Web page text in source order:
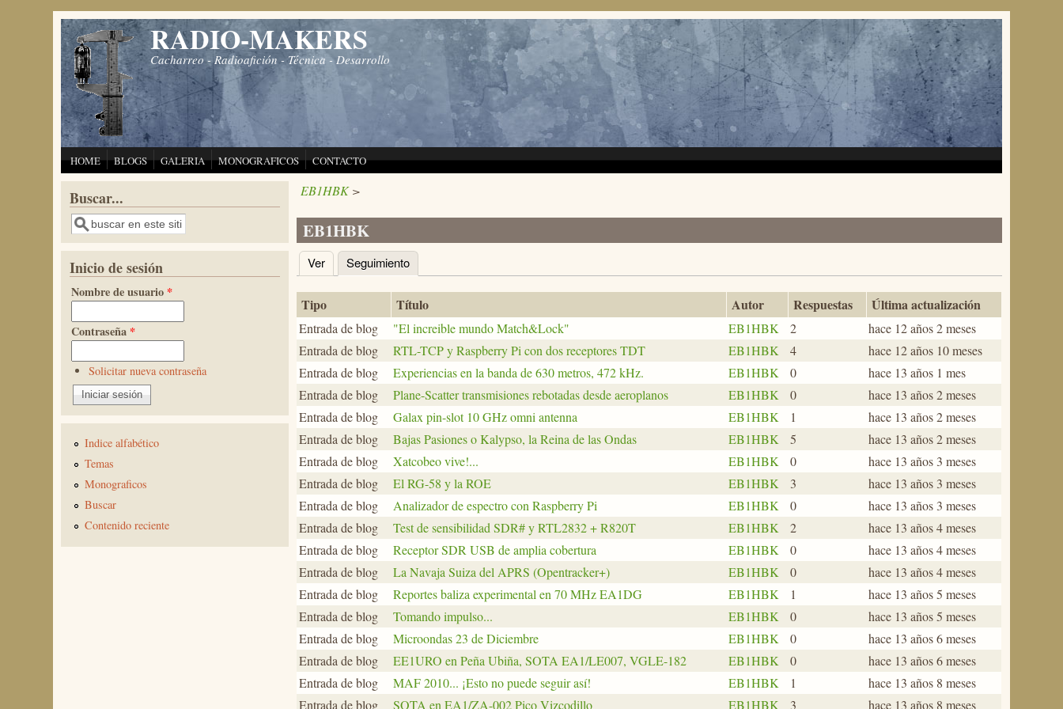
Pasar al contenido principal RADIO-MAKERS
Cacharreo - Radioafición - Técnica - Desarrollo
HOME BLOGS GALERIA MONOGRAFICOS CONTACTO
EB1HBK>
EB1HBK
Solapas principales
Ver Seguimiento(solapa activa)
Tipo Título Autor Respuestas Última actualización
Entrada de blog "El increible mundo Match&Lock" EB1HBK 2
hace 12 años 2 meses
Entrada de blog
RTL-TCP y Raspberry Pi con dos receptores TDT EB1HBK 4
hace 12 años 10 meses
Entrada de blog
Experiencias en la banda de 630 metros, 472 kHz. EB1HBK 0
hace 13 años 1 mes
Entrada de blog
Plane-Scatter transmisiones rebotadas desde aeroplanos EB1HBK 0
hace 13 años 2 meses
Entrada de blog
Galax pin-slot 10 GHz omni antenna EB1HBK 1
hace 13 años 2 meses
Entrada de blog
Bajas Pasiones o Kalypso, la Reina de las Ondas EB1HBK 5
hace 13 años 2 meses
Entrada de blog
Xatcobeo vive!... EB1HBK 0
hace 13 años 3 meses
Entrada de blog
El RG-58 y la ROE EB1HBK 3
hace 13 años 3 meses
Entrada de blog
Analizador de espectro con Raspberry Pi EB1HBK 0
hace 13 años 3 meses
Entrada de blog
Test de sensibilidad SDR# y RTL2832 + R820T EB1HBK 2
hace 13 años 4 meses
Entrada de blog
Receptor SDR USB de amplia cobertura EB1HBK 0
hace 13 años 4 meses
Entrada de blog
La Navaja Suiza del APRS (Opentracker+) EB1HBK 0
hace 13 años 4 meses
Entrada de blog
Reportes baliza experimental en 70 MHz EA1DG EB1HBK 1
hace 13 años 5 meses
Entrada de blog
Tomando impulso... EB1HBK 0
hace 13 años 5 meses
Entrada de blog
Microondas 23 de Diciembre EB1HBK 0
hace 13 años 6 meses
Entrada de blog
EE1URO en Peña Ubiña, SOTA EA1/LE007, VGLE-182 EB1HBK 0
hace 13 años 6 meses
Entrada de blog
MAF 2010... ¡Esto no puede seguir así! EB1HBK 1
hace 13 años 8 meses
Entrada de blog
SOTA en EA1/ZA-002 Pico Vizcodillo EB1HBK 3 hace 13 años 8 meses
Buscar...
Buscar
Inicio de sesión
Nombre de usuario *
Contraseña *
Solicitar nueva contraseña
Indice alfabético
Temas
Monograficos
Buscar
Contenido reciente